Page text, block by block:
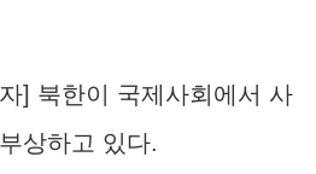
] 북한이 국제사회에서 사
상하고 있다.